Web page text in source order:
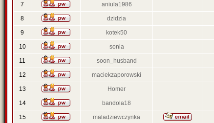
7 aniula1986
8 dzidzia
9 kotek50
10 sonia
11 soon_husband
12 maciekzaporowski
13 Homer
14 bandola18
15 maladziewczynka